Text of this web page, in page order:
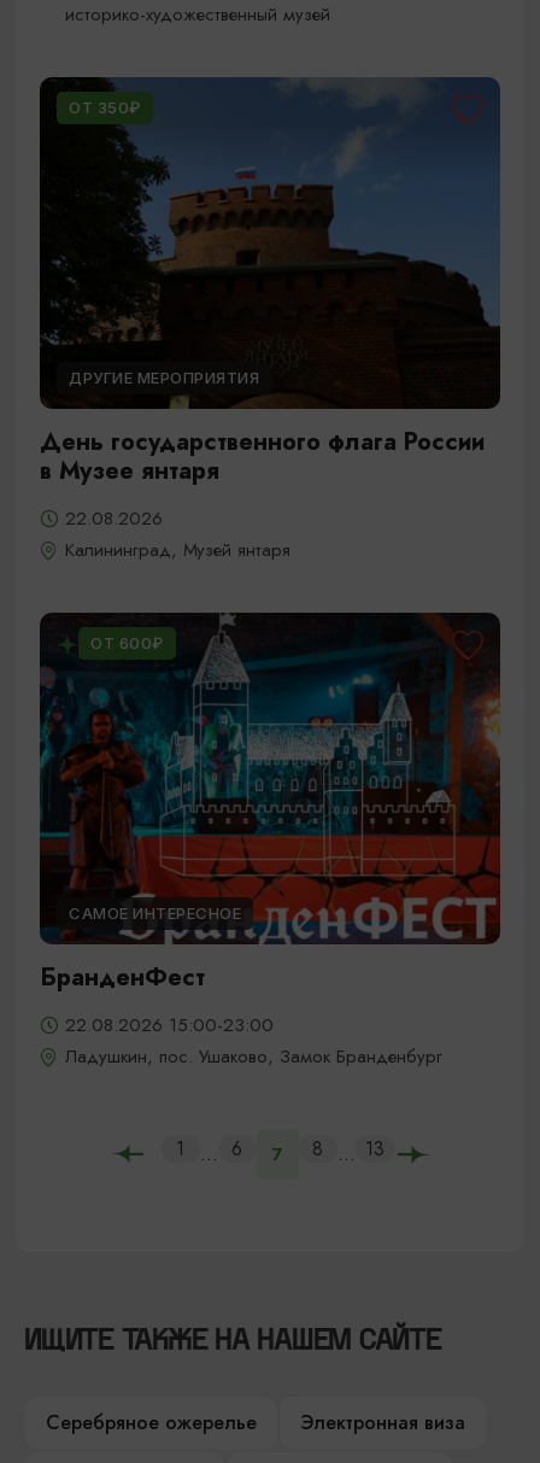
историко-художественный музей
ОТ 350₽
ДРУГИЕ МЕРОПРИЯТИЯ
День государственного флага России
в Музее янтаря
22.08.2026
Калининград, Музей янтаря
ОТ 600₽
САМОЕ ИНТЕРЕСНОЕ
БранденФест
22.08.2026 15:00-23:00
Ладушкин, пос. Ушаково, Замок Бранденбург
1 ... 6 7 8 ... 13
ИЩИТЕ ТАКЖЕ НА НАШЕМ САЙТЕ
Серебряное ожерелье
Электронная виза